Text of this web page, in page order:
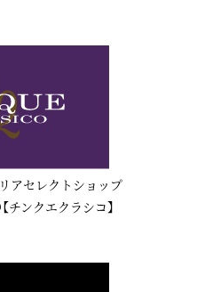
アセレクトショップ
ンクエクラシコ】